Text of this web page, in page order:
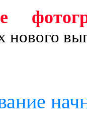
нового